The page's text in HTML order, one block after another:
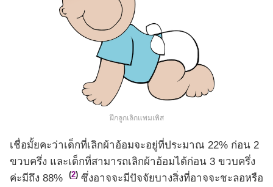
ฝึกลูกเลิกแพมเพิส
เชื่อมั้ยคะว่าเด็กที่เลิกผ้าอ้อมจะอยู่ที่ประมาณ 22% ก่อน 2
ขวบครึ่ง และเด็กที่สามารถเลิกผ้าอ้อมได้ก่อน 3 ขวบครึ่ง
ค่ะมีถึง 88%
(2) ซึ่งอาจจะมีปัจจัยบางสิ่งที่อาจจะชะลอหรือ